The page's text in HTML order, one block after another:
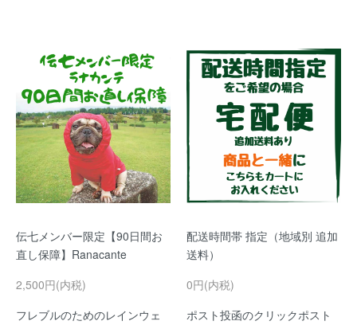
伝七メンバー限定【90日間お
直し保障】Ranacante
2,500円(内税)
フレブルのためのレインウェ
配送時間帯 指定（地域別 追加
送料）
0円(内税)
ポスト投函のクリックポスト